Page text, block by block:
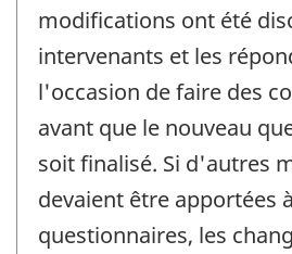
modifications ont été
intervenants et les
l'occasion de faire des
avant que le nouveau
soit finalisé. Si d'autres
devaient être apportées
questionnaires, les